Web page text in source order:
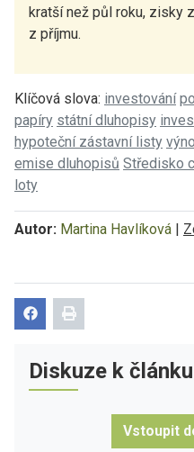
kratší než půl roku, zisky
z příjmu.
Klíčová slova: investování
papíry státní dluhopisy
hypoteční zástavní listy
emise dluhopisů Středisko
loty
Autor: Martina Havlíková |
Diskuze k článku
Vstoupit